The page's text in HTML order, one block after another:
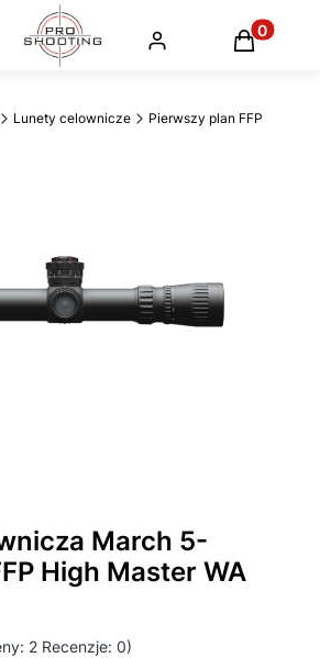
Lunety celownicze Pierwszy plan FFP
March 5-
High Master WA
2 Recenzje: 0)